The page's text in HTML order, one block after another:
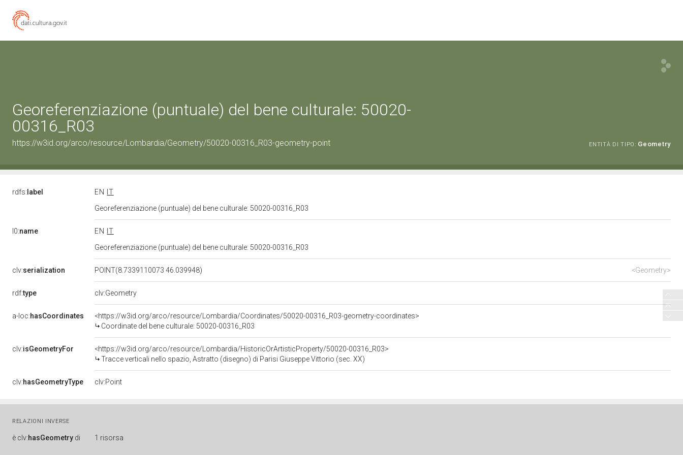
Georeferenziazione (puntuale) del bene culturale: 50020-
00316_R03
https://w3id.org/arco/resource/Lombardia/Geometry/50020-00316_R03-geometry-point ENTITÀ DI TIPO: Geometry
rdfs: label EN
IT
Georeferenziazione (puntuale) del bene culturale: 50020-00316_R03
l0:name EN
IT
Georeferenziazione (puntuale) del bene culturale: 50020-00316_R03
clv:serialization <Geometry>
POINT(8.7339110073 46.039948)
rdf:type clv:Geometry
a-loc:hasCoordinates
<https://w3id.org/arco/resource/Lombardia/Coordinates/50020-00316_R03-geometry-coordinates>
Coordinate del bene culturale: 50020-00316_R03
clv:isGeometryFor
<https://w3id.org/arco/resource/Lombardia/HistoricOrArtisticProperty/50020-00316_R03>
Tracce verticali nello spazio, Astratto (disegno) di Parisi Giuseppe Vittorio (sec. XX)
clv:hasGeometryType clv:Point
RELAZIONI INVERSE
è clv:hasGeometry di 1 risorsa